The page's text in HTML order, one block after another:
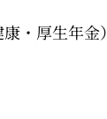
・厚生年金）